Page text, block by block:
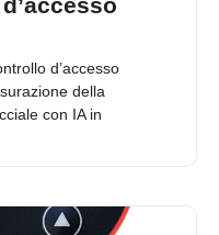
d’accesso
della
con IA in